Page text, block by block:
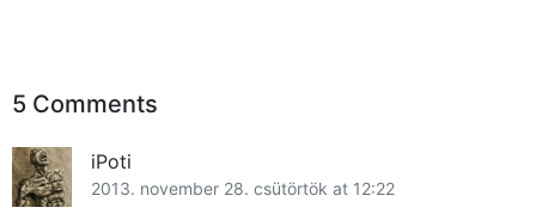
5 Comments
iPoti
2013. november 28. csütörtök at 12:22
Használt Apple